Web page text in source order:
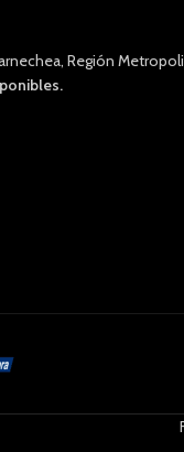
Región